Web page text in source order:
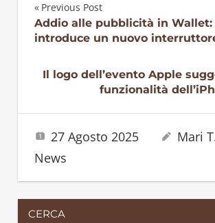
Navigazione
Previous Post
Addio alle pubblicità in Wallet:
introduce un nuovo
Il logo dell’evento Apple
funzionalità
27 Agosto 2025
Mari
News
CERCA